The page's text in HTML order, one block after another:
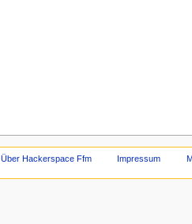
Über Hackerspace Ffm Impressum